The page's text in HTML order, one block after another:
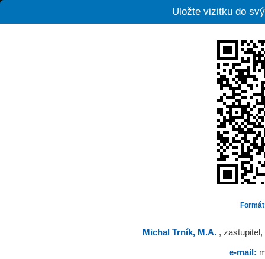
Uložte vizitku do
Michal Trník, M.A. ,
e-mail: